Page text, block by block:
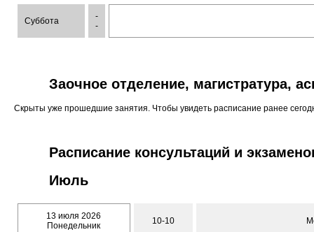
Суббота
-
-
Заочное отделение, магистратура,
Скрыты уже прошедшие занятия. Чтобы увидеть расписание ранее
Расписание консультаций и
Июль
13 июля 2026
Понедельник
10-10